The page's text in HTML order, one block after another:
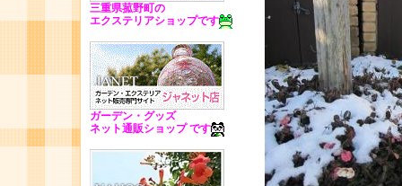
三重県菰野町の
エクステリアショップです
ガーデン・グッズ
ネット通販ショップ です